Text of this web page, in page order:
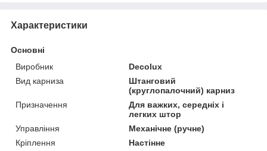
Характеристики
Основні
Виробник
Decolux
Вид карниза
Штанговий
(круглопалочний) карниз
Призначення
Для важких, середніх і
легких штор
Управління
Механічне (ручне)
Кріплення
Настінне